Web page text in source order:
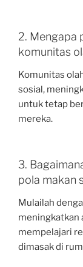
2. Mengapa
komunitas
Komunitas
sosial,
untuk tetap
mereka.
3.
pola makan
Mulailah
meningkatkan
mempelajari
dimasak di